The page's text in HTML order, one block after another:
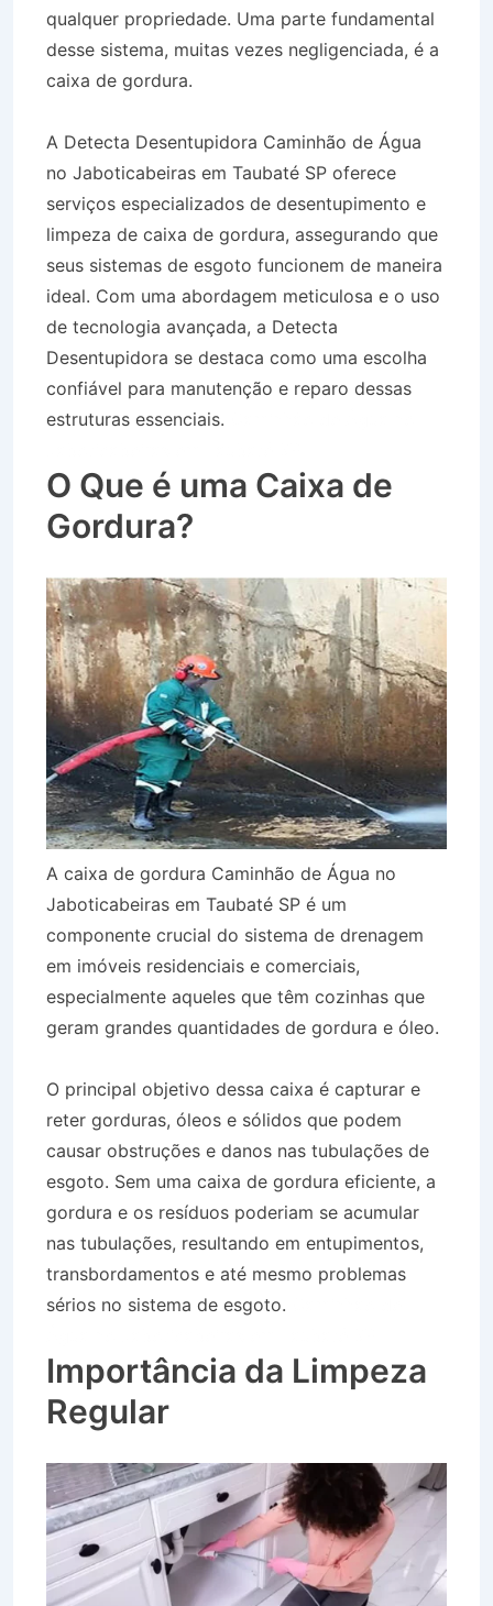
qualquer propriedade. Uma parte fundamental
desse sistema, muitas vezes negligenciada, é a
caixa de gordura.
A Detecta Desentupidora Caminhão de Água
no Jaboticabeiras em Taubaté SP oferece
serviços especializados de desentupimento e
limpeza de caixa de gordura, assegurando que
seus sistemas de esgoto funcionem de maneira
ideal. Com uma abordagem meticulosa e o uso
de tecnologia avançada, a Detecta
Desentupidora se destaca como uma escolha
confiável para manutenção e reparo dessas
estruturas essenciais.
O Que é uma Caixa de
Gordura?
A caixa de gordura Caminhão de Água no
Jaboticabeiras em Taubaté SP é um
componente crucial do sistema de drenagem
em imóveis residenciais e comerciais,
especialmente aqueles que têm cozinhas que
geram grandes quantidades de gordura e óleo.
O principal objetivo dessa caixa é capturar e
reter gorduras, óleos e sólidos que podem
causar obstruções e danos nas tubulações de
esgoto. Sem uma caixa de gordura eficiente, a
gordura e os resíduos poderiam se acumular
nas tubulações, resultando em entupimentos,
transbordamentos e até mesmo problemas
sérios no sistema de esgoto.
Importância da Limpeza
Regular